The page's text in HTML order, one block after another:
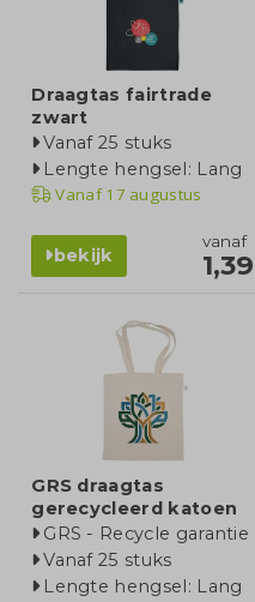
Draagtas fairtrade
zwart
Vanaf 25 stuks
Lengte hengsel: Lang
Vanaf17 augustus
bekijk
vanaf
1,39
GRS draagtas
gerecycleerd katoen
GRS - Recycle garantie
Vanaf 25 stuks
Lengte hengsel: Lang